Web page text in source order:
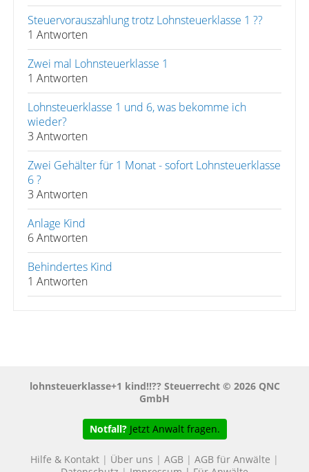
Steuervorauszahlung trotz Lohnsteuerklasse 1 ??
1 Antworten
Zwei mal Lohnsteuerklasse 1
1 Antworten
Lohnsteuerklasse 1 und 6, was bekomme ich
wieder?
3 Antworten
Zwei Gehälter für 1 Monat - sofort Lohnsteuerklasse
6 ?
3 Antworten
Anlage Kind
6 Antworten
Behindertes Kind
1 Antworten
lohnsteuerklasse+1 kind!!?? Steuerrecht © 2026 QNC
GmbH
Notfall? Jetzt Anwalt fragen.
Hilfe & Kontakt | Über uns | AGB | AGB für Anwälte |